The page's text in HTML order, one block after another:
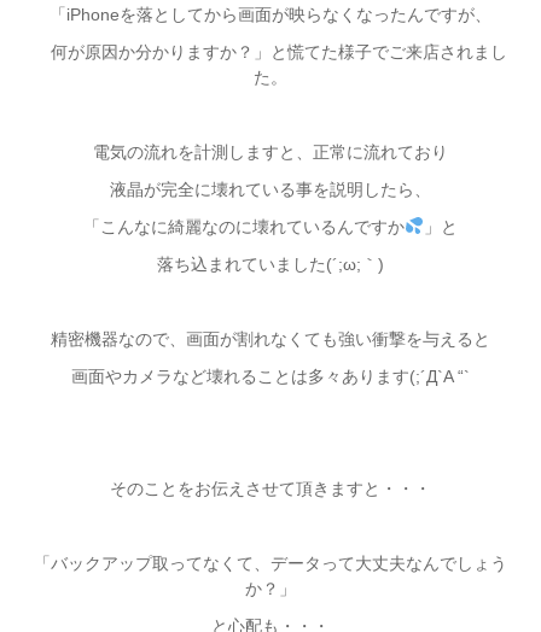
「iPhoneを落としてから画面が映らなくなったんですが、
何が原因か分かりますか？」と慌てた様子でご来店されまし
た。
電気の流れを計測しますと、正常に流れており
液晶が完全に壊れている事を説明したら、
「こんなに綺麗なのに壊れているんですか
」と
落ち込まれていました(´;ω;｀)
精密機器なので、画面が割れなくても強い衝撃を与えると
画面やカメラなど壊れることは多々あります(;´Д`A “`
そのことをお伝えさせて頂きますと・・・
「バックアップ取ってなくて、データって大丈夫なんでしょう
か？」
と心配も・・・